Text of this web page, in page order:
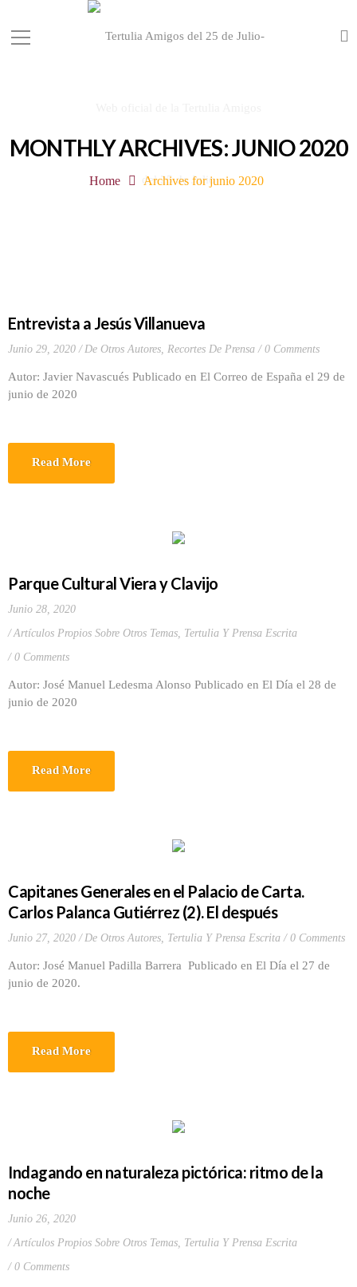
MONTHLY ARCHIVES: JUNIO 2020
Home Archives for junio 2020
Entrevista a Jesús Villanueva
Junio 29, 2020 De Otros Autores, Recortes De Prensa 0 Comments
Autor: Javier Navascués Publicado en El Correo de España el 29 de
junio de 2020
Read More
Parque Cultural Viera y Clavijo
Junio 28, 2020
Artículos Propios Sobre Otros Temas, Tertulia Y Prensa Escrita
0 Comments
Autor: José Manuel Ledesma Alonso Publicado en El Día el 28 de
junio de 2020
Read More
Capitanes Generales en el Palacio de Carta.
Carlos Palanca Gutiérrez (2). El después
Junio 27, 2020 De Otros Autores, Tertulia Y Prensa Escrita 0 Comments
Autor: José Manuel Padilla Barrera Publicado en El Día el 27 de
junio de 2020.
Read More
Indagando en naturaleza pictórica: ritmo de la
noche
Junio 26, 2020
Artículos Propios Sobre Otros Temas, Tertulia Y Prensa Escrita
0 Comments